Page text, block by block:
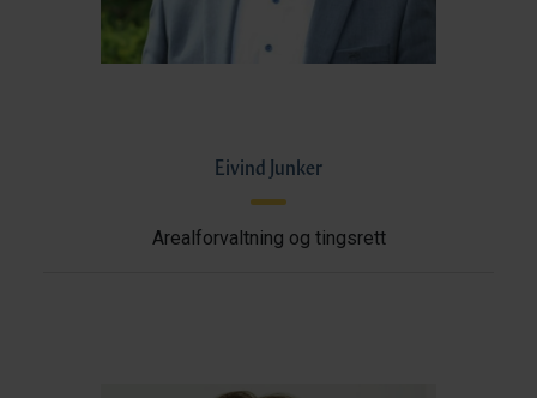
Eivind Junker
Arealforvaltning og tingsrett